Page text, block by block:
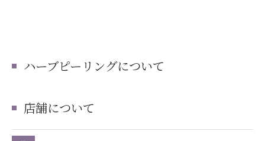
ハーブピーリングについて
店舗について